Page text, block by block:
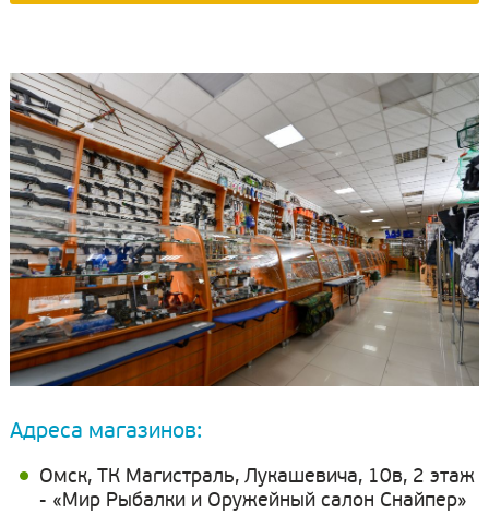
Адреса магазинов:
Омск, ТК Магистраль, Лукашевича, 10в, 2 этаж
- «Мир Рыбалки и Оружейный салон Снайпер»